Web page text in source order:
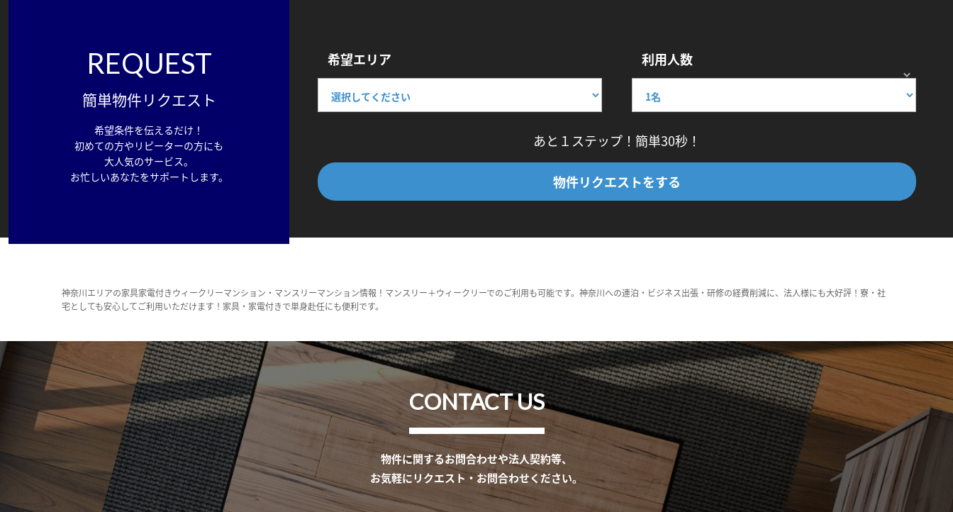
REQUEST
簡単物件リクエスト
希望条件を伝えるだけ！
初めての方やリピーターの方にも
大人気のサービス。
お忙しいあなたをサポートします。
希望エリア 利用人数
あと１ステップ！簡単30秒！
物件リクエストをする
神奈川エリアの家具家電付きウィークリーマンション・マンスリーマンション情報！マンスリー＋ウィークリーでのご利用も可能です。神奈川への連泊・ビジネス出張・研修の経費削減に、法人様にも大好評！寮・社
宅としても安心してご利用いただけます！家具・家電付きで単身赴任にも便利です。
CONTACT US
物件に関するお問合わせや法人契約等、
お気軽にリクエスト・お問合わせください。